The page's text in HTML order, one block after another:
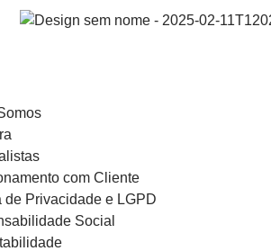
com Cliente
de Privacidade e LGPD
Social